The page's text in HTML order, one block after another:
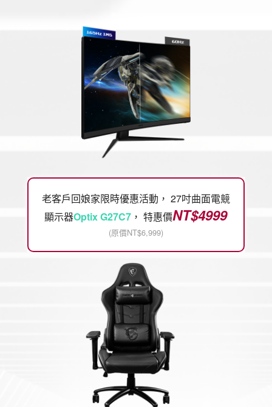
老客戶回娘家限時優惠活動， 27吋曲面電競
顯示器Optix G27C7 ， 特惠價NT$4999
(原價NT$6,999)